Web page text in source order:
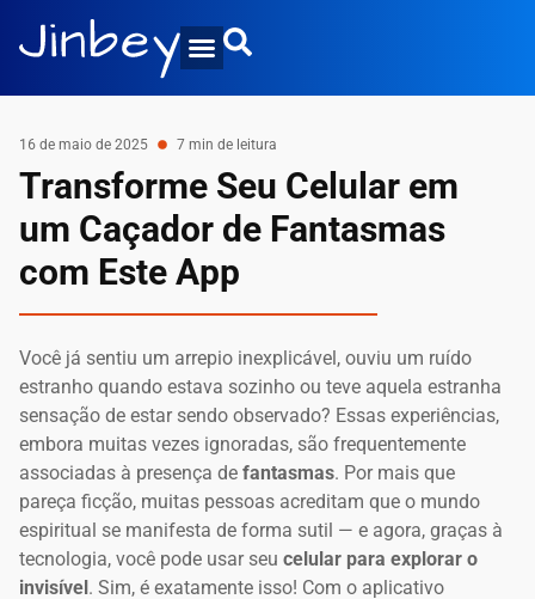
16 de maio de 2025 7 min de leitura
Transforme Seu Celular em
um Caçador de Fantasmas
com Este App
Você já sentiu um arrepio inexplicável, ouviu um ruído
estranho quando estava sozinho ou teve aquela estranha
sensação de estar sendo observado? Essas experiências,
embora muitas vezes ignoradas, são frequentemente
associadas à presença de fantasmas. Por mais que
pareça ficção, muitas pessoas acreditam que o mundo
espiritual se manifesta de forma sutil — e agora, graças à
tecnologia, você pode usar seu celular para explorar o
invisível . Sim, é exatamente isso! Com o aplicativo